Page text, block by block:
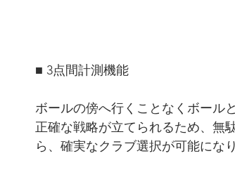
■ 3点間計測機能
ボールの傍へ行くことなくボール
正確な戦略が立てられるため、無
ら、確実なクラブ選択が可能になり